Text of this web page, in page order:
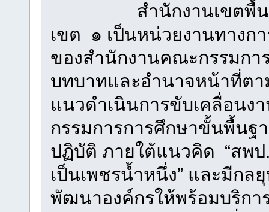
สำนักงานเขตพื้นที่กา
เขต ๑ เป็นหน่วยงานทางก
ของสำนักงานคณะกรรมก
บทบาทและอำนาจหน้าที่ต
แนวดำเนินการขับเคลื่อน
กรรมการการศึกษาขั้นพื้นฐ
ปฏิบัติ ภายใต้แนวคิด “สพป
เป็นเพชรน้ำหนึ่ง” และมีก
พัฒนาองค์กรให้พร้อมบริก